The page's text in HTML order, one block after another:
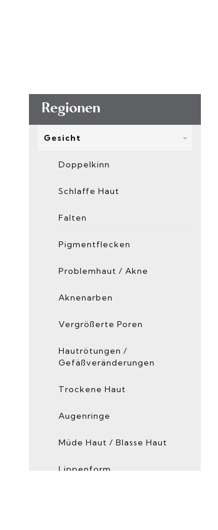
Regionen
Gesicht
Doppelkinn
Schlaffe Haut
Falten
Pigmentflecken
Problemhaut / Akne
Aknenarben
Vergrößerte Poren
Hautrötungen /
Gefäßveränderungen
Trockene Haut
Augenringe
Müde Haut / Blasse Haut
Lippenform